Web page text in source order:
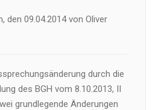
den 09.04.2014 von Oliver
durch die
des BGH vom 8.10.2013, II
grundlegende Änderungen